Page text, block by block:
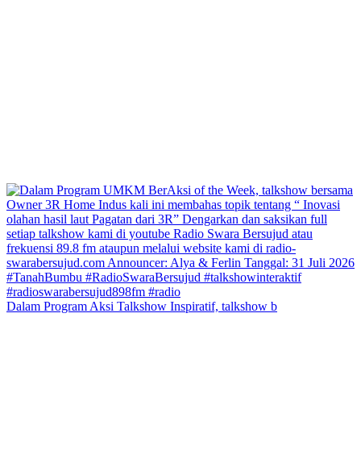
Dalam Program Aksi Talkshow Inspiratif, talkshow b